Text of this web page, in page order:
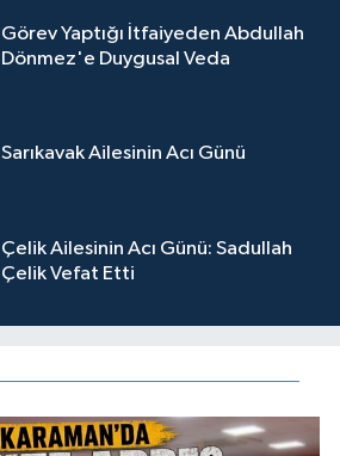
Görev Yaptığı İtfaiyeden Abdullah
Dönmez'e Duygusal Veda
Sarıkavak Ailesinin Acı Günü
Çelik Ailesinin Acı Günü: Sadullah
Çelik Vefat Etti